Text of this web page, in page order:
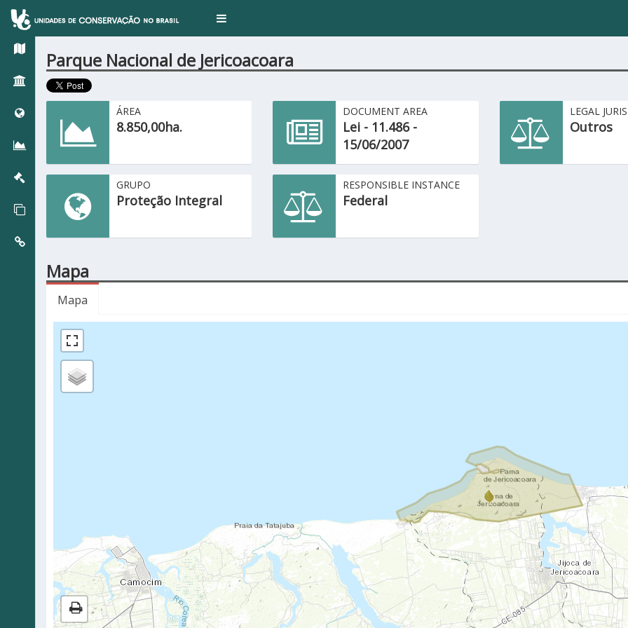
Toggle
Parque Nacional de Jericoacoara
ÁREA
8.850,00ha.
DOCUMENT AREA
Lei - 11.486 -
15/06/2007
LEGAL
Outros
GRUPO
Proteção Integral
RESPONSIBLE INSTANCE
Federal
Mapa
Mapa